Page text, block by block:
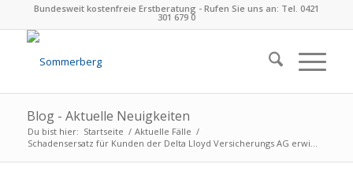
Bundesweit kostenfreie Erstberatung - Rufen Sie uns an: Tel. 0421
301 679 0
Blog - Aktuelle Neuigkeiten
Du bist hier: Startseite / Aktuelle Fälle /
Scha­dens­er­satz für Kun­den der Delta Lloyd Ver­si­che­rungs AG erwi...